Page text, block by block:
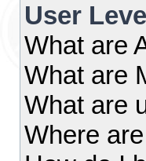
User
What are
What are
What are
Where